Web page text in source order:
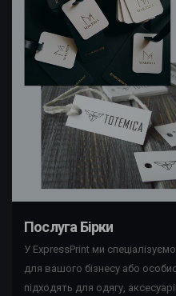
Послуга Бірки
У ExpressPrint ми
для вашого бізнесу або
підходять для одягу,